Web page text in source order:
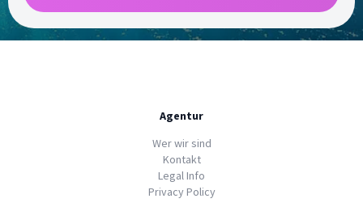
Agentur
Wer wir sind
Kontakt
Legal Info
Privacy Policy